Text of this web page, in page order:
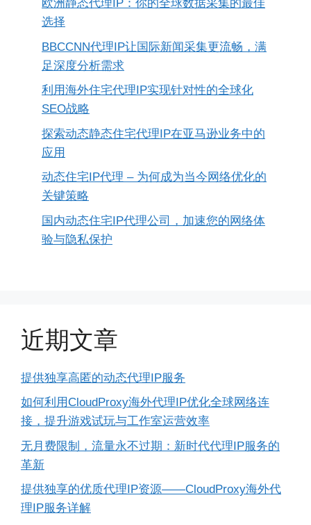
欧洲静态代理IP：你的全球数据采集的最佳
选择
BBCCNN代理IP让国际新闻采集更流畅，满
足深度分析需求
利用海外住宅代理IP实现针对性的全球化
SEO战略
探索动态静态住宅代理IP在亚马逊业务中的
应用
动态住宅IP代理 – 为何成为当今网络优化的
关键策略
国内动态住宅IP代理公司，加速您的网络体
验与隐私保护
近期文章
提供独享高匿的动态代理IP服务
如何利用CloudProxy海外代理IP优化全球网络连
接，提升游戏试玩与工作室运营效率
无月费限制，流量永不过期：新时代代理IP服务的
革新
提供独享的优质代理IP资源——CloudProxy海外代
理IP服务详解